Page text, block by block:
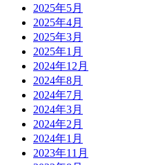
2025年5月
2025年4月
2025年3月
2025年1月
2024年12月
2024年8月
2024年7月
2024年3月
2024年2月
2024年1月
2023年11月